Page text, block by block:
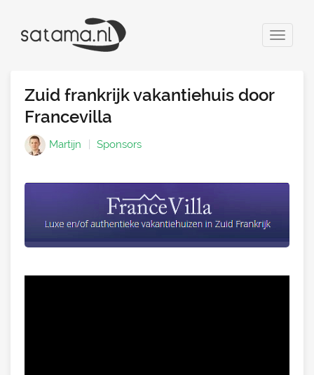
Toggle
Zuid frankrijk vakantiehuis door
Francevilla
Martijn Sponsors